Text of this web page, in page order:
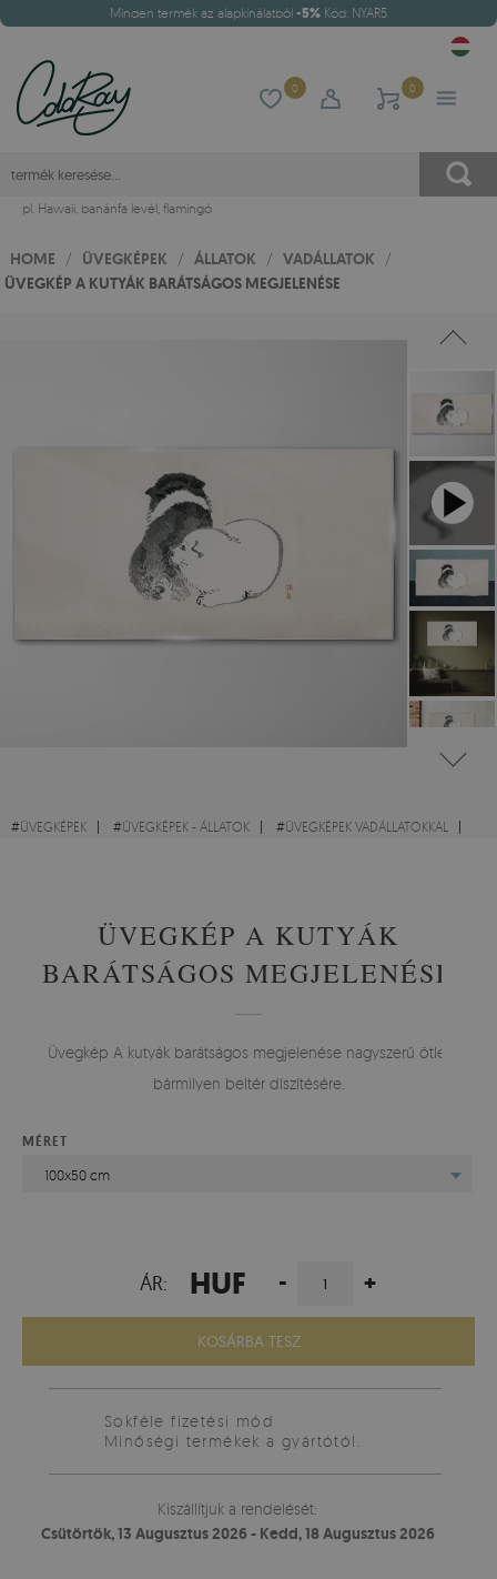
Minden termék az alapkínálatból -5% Kód: NYAR5
0 0
pl. Hawaii, banánfa levél, flamingó
HOME / ÜVEGKÉPEK / ÁLLATOK / VADÁLLATOK /
ÜVEGKÉP A KUTYÁK BARÁTSÁGOS MEGJELENÉSE
#ÜVEGKÉPEK #ÜVEGKÉPEK - ÁLLATOK #ÜVEGKÉPEK VADÁLLATOKKAL
ÜVEGKÉP A KUTYÁK
BARÁTSÁGOS MEGJELENÉSE
Üvegkép A kutyák barátságos megjelenése nagyszerű ötlet
bármilyen beltér díszítésére.
MÉRET
100x50 cm
ÁR: HUF - +
KOSÁRBA TESZ
Sokféle fizetési mód
Minőségi termékek a gyártótól.
Kiszállítjuk a rendelését:
Csütörtök, 13 Augusztus 2026 - Kedd, 18 Augusztus 2026